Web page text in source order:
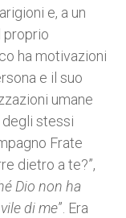
e, a un
proprio
ha motivazioni
e il suo
umane
stessi
Frate
dietro a te?”,
Dio non ha
di me”. Era